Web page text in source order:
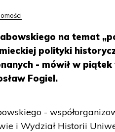
na temat
polityki
- mówił w
Fogiel.
-
i Wydział Historii